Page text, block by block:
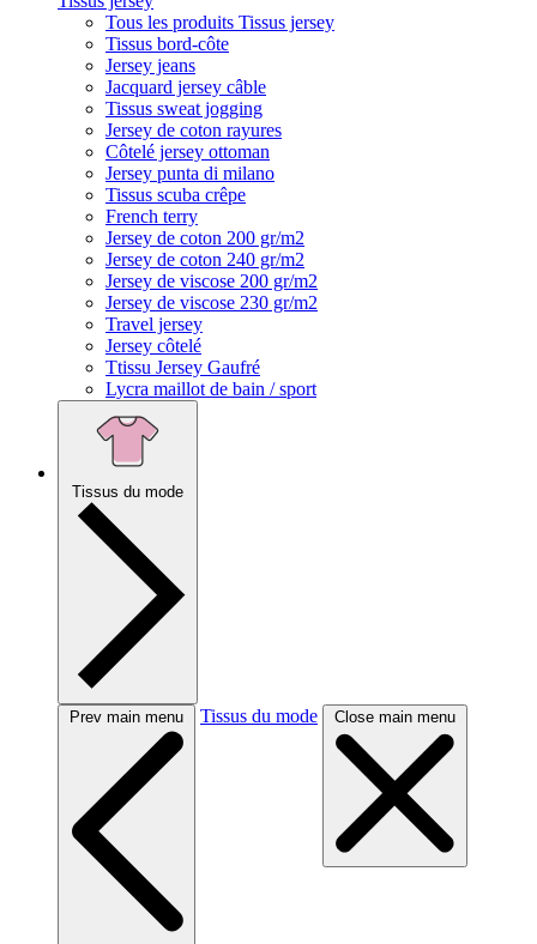
Tous les produits Tissus jersey
Tissus bord-côte
Jersey jeans
Jacquard jersey câble
Tissus sweat jogging
Jersey de coton rayures
Côtelé jersey ottoman
Jersey punta di milano
Tissus scuba crêpe
French terry
Jersey de coton 200 gr/m2
Jersey de coton 240 gr/m2
Jersey de viscose 200 gr/m2
Jersey de viscose 230 gr/m2
Travel jersey
Jersey côtelé
Ttissu Jersey Gaufré
Lycra maillot de bain / sport
Tissus du mode
Prev main menu Tissus du mode Close main menu